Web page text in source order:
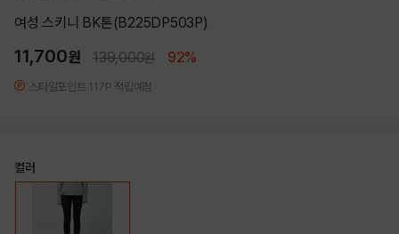
여성 스키니 BK톤(B225DP503P)
11,700원 139,000원 92%
스타일포인트 117P 적립예정
컬러